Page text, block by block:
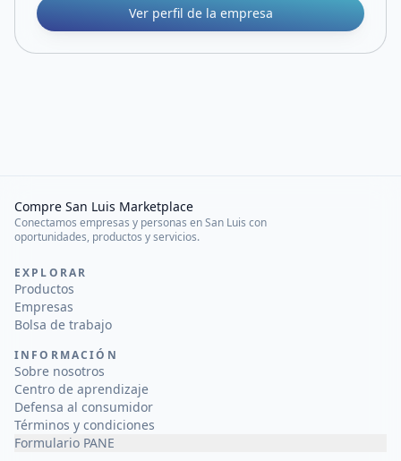
Ver perfil de la empresa
Compre San Luis Marketplace
Conectamos empresas y personas en San Luis con
oportunidades, productos y servicios.
EXPLORAR
Productos
Empresas
Bolsa de trabajo
INFORMACIÓN
Sobre nosotros
Centro de aprendizaje
Defensa al consumidor
Términos y condiciones
Formulario PANE